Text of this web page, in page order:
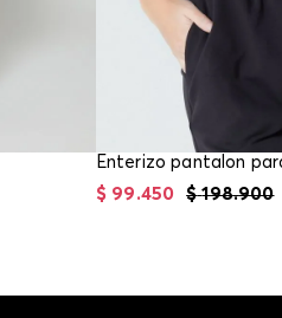
$ 198.900
$ 99.450